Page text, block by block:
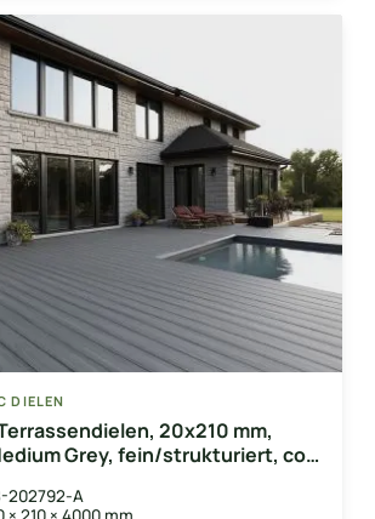
DIELEN
20x210 mm,
Grey, fein/strukturiert, co-
202792-A